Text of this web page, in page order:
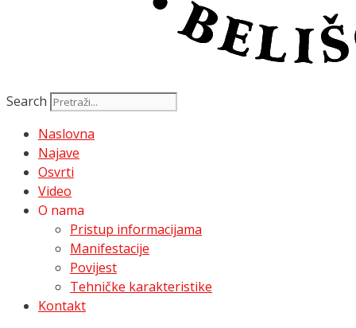
Search
Naslovna
Najave
Osvrti
Video
O nama
Pristup informacijama
Manifestacije
Povijest
Tehničke karakteristike
Kontakt